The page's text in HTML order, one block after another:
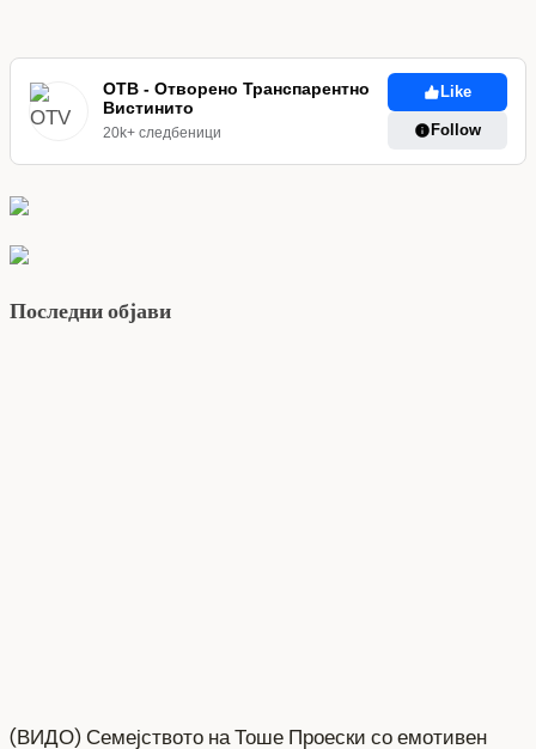
ОТВ - Отворено Транспарентно
Вистинито
20k+ следбеници
Like
Follow
Последни објави
(ВИДО) Семејството на Тоше Проески со емотивен